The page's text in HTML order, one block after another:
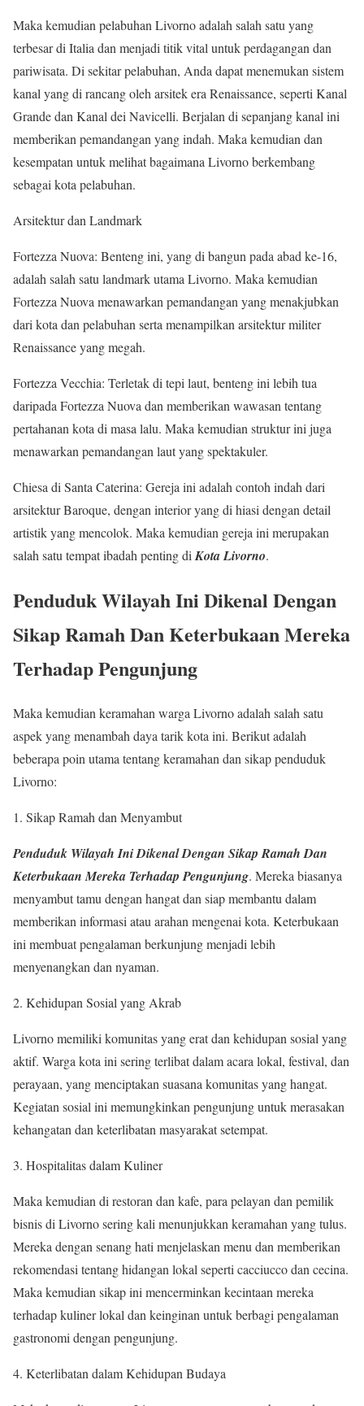
Maka kemudian pelabuhan Livorno adalah salah satu yang
terbesar di Italia dan menjadi titik vital untuk perdagangan dan
pariwisata. Di sekitar pelabuhan, Anda dapat menemukan sistem
kanal yang di rancang oleh arsitek era Renaissance, seperti Kanal
Grande dan Kanal dei Navicelli. Berjalan di sepanjang kanal ini
memberikan pemandangan yang indah. Maka kemudian dan
kesempatan untuk melihat bagaimana Livorno berkembang
sebagai kota pelabuhan.
Arsitektur dan Landmark
Fortezza Nuova: Benteng ini, yang di bangun pada abad ke-16,
adalah salah satu landmark utama Livorno. Maka kemudian
Fortezza Nuova menawarkan pemandangan yang menakjubkan
dari kota dan pelabuhan serta menampilkan arsitektur militer
Renaissance yang megah.
Fortezza Vecchia: Terletak di tepi laut, benteng ini lebih tua
daripada Fortezza Nuova dan memberikan wawasan tentang
pertahanan kota di masa lalu. Maka kemudian struktur ini juga
menawarkan pemandangan laut yang spektakuler.
Chiesa di Santa Caterina: Gereja ini adalah contoh indah dari
arsitektur Baroque, dengan interior yang di hiasi dengan detail
artistik yang mencolok. Maka kemudian gereja ini merupakan
salah satu tempat ibadah penting di Kota Livorno.
Penduduk Wilayah Ini Dikenal Dengan
Sikap Ramah Dan Keterbukaan Mereka
Terhadap Pengunjung
Maka kemudian keramahan warga Livorno adalah salah satu
aspek yang menambah daya tarik kota ini. Berikut adalah
beberapa poin utama tentang keramahan dan sikap penduduk
Livorno:
1. Sikap Ramah dan Menyambut
Penduduk Wilayah Ini Dikenal Dengan Sikap Ramah Dan
Keterbukaan Mereka Terhadap Pengunjung. Mereka biasanya
menyambut tamu dengan hangat dan siap membantu dalam
memberikan informasi atau arahan mengenai kota. Keterbukaan
ini membuat pengalaman berkunjung menjadi lebih
menyenangkan dan nyaman.
2. Kehidupan Sosial yang Akrab
Livorno memiliki komunitas yang erat dan kehidupan sosial yang
aktif. Warga kota ini sering terlibat dalam acara lokal, festival, dan
perayaan, yang menciptakan suasana komunitas yang hangat.
Kegiatan sosial ini memungkinkan pengunjung untuk merasakan
kehangatan dan keterlibatan masyarakat setempat.
3. Hospitalitas dalam Kuliner
Maka kemudian di restoran dan kafe, para pelayan dan pemilik
bisnis di Livorno sering kali menunjukkan keramahan yang tulus.
Mereka dengan senang hati menjelaskan menu dan memberikan
rekomendasi tentang hidangan lokal seperti cacciucco dan cecina.
Maka kemudian sikap ini mencerminkan kecintaan mereka
terhadap kuliner lokal dan keinginan untuk berbagi pengalaman
gastronomi dengan pengunjung.
4. Keterlibatan dalam Kehidupan Budaya